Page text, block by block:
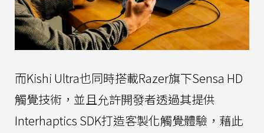
而Kishi Ultra也同時搭載Razer旗下Sensa HD
觸覺技術，並且允許開發者透過其提供
Interhaptics SDK打造客製化觸覺體驗，藉此